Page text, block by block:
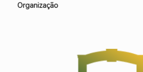
Organização